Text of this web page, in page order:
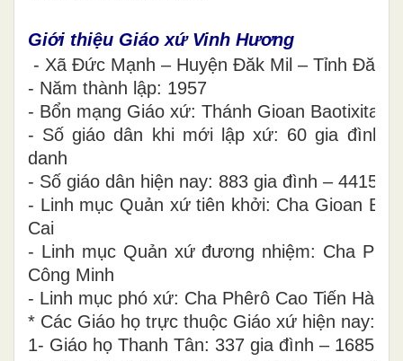
Giới thiệu Giáo xứ Vinh Hương
- Xã Đức Mạnh – Huyện Đăk Mil – Tỉnh Đăk
- Năm thành lập: 1957
- Bổn mạng Giáo xứ: Thánh Gioan Baotixita
- Số giáo dân khi mới lập xứ: 60 gia đình –
danh
- Số giáo dân hiện nay: 883 gia đình – 4415
- Linh mục Quản xứ tiên khởi: Cha Gioan
Cai
- Linh mục Quản xứ đương nhiệm: Cha
Công Minh
- Linh mục phó xứ: Cha Phêrô Cao Tiến Hà
* Các Giáo họ trực thuộc Giáo xứ hiện nay:
1- Giáo họ Thanh Tân: 337 gia đình – 1685